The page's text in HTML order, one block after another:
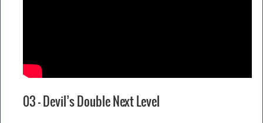
03 – Devil’s Double Next Level